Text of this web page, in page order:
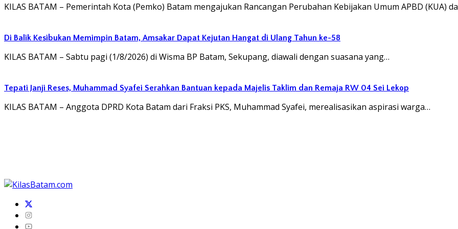
KILAS BATAM – Pemerintah Kota (Pemko) Batam mengajukan Rancangan Perubahan Kebijakan Umum APBD (KUA)
Di Balik Kesibukan Memimpin Batam, Amsakar Dapat Kejutan Hangat di Ulang Tahun ke-58
KILAS BATAM – Sabtu pagi (1/8/2026) di Wisma BP Batam, Sekupang, diawali dengan suasana yang…
Tepati Janji Reses, Muhammad Syafei Serahkan Bantuan kepada Majelis Taklim dan Remaja RW 04 Sei Lekop
KILAS BATAM – Anggota DPRD Kota Batam dari Fraksi PKS, Muhammad Syafei, merealisasikan aspirasi warga…